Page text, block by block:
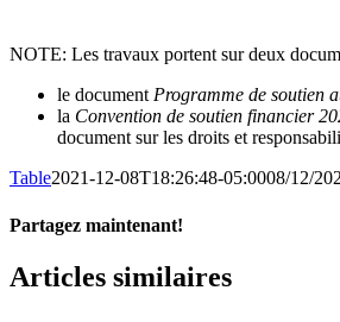
NOTE: Les travaux portent sur deux
le documentProgramme de soutien
la Convention de soutien financier
document sur les droits et
Table2021-12-08T18:26:48-05:0008/12/
Partagez maintenant!
Facebook
X
Email
Articles similaires